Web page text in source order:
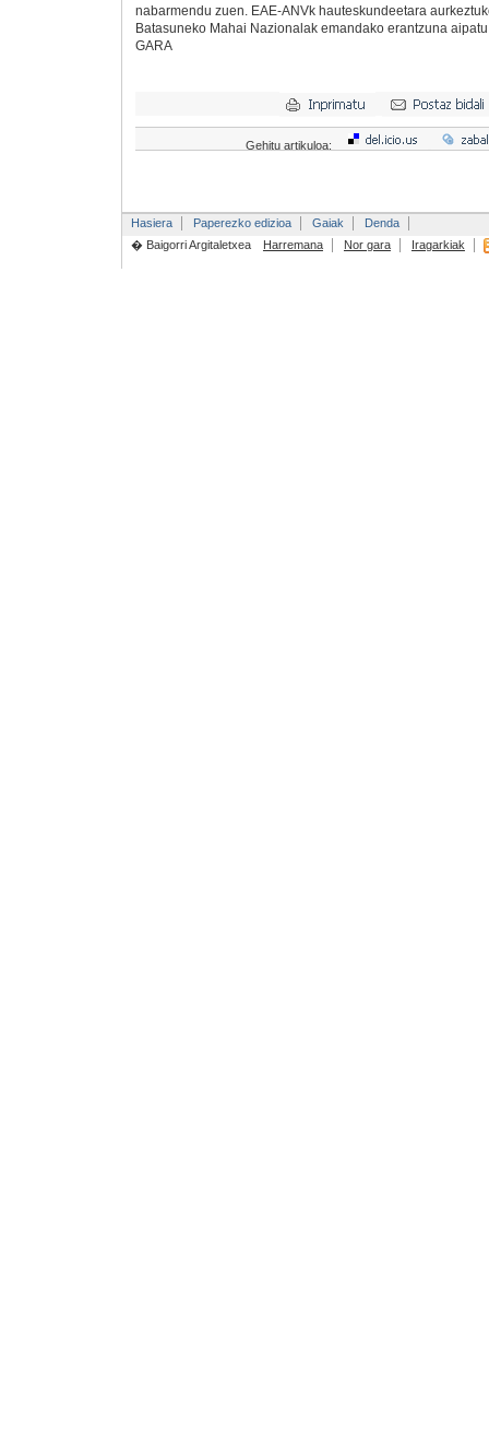
nabarmendu zuen. EAE-ANVk hauteskundeetara
Batasuneko Mahai Nazionalak emandako erantzuna
GARA
Gehitu artikuloa:
Hasiera Paperezko edizioa Gaiak
Denda
� Baigorri Argitaletxea
Harremana Nor gara Iragarkiak